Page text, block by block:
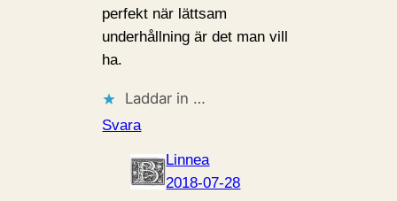
perfekt när lättsam
underhållning är det man vill
ha.
Laddar in …
Svara
Linnea
2018-07-28